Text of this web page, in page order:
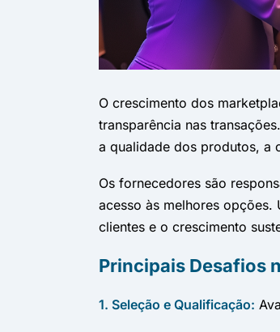
O crescimento dos
transparência nas
a qualidade dos produtos, a
Os fornecedores são
acesso às melhores
clientes e o crescimento
Principais Desafios
1. Seleção e Qualificação: